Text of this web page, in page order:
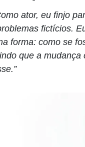
ator, eu finjo
fictícios.
forma: como se
que a